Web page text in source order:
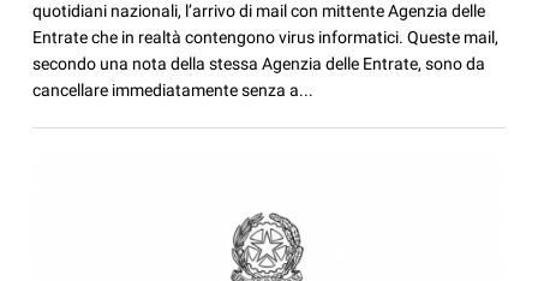
quotidiani nazionali, l’arrivo di mail con mittente Agenzia delle
Entrate che in realtà contengono virus informatici. Queste mail,
secondo una nota della stessa Agenzia delle Entrate, sono da
cancellare immediatamente senza a...